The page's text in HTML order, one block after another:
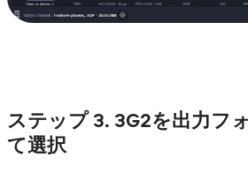
ステップ 3. 3G2を出力フ
て選択